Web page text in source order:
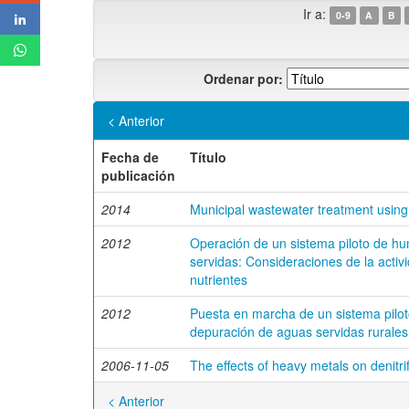
Ir a: 0-9 A B
Ordenar por:
< Anterior
Fecha de
publicación
Título
2014 Municipal wastewater treatment
2012
Operación de un sistema piloto de
servidas: Consideraciones de la
nutrientes
2012
Puesta en marcha de un sistema
depuración de aguas servidas
2006-11-05 The effects of heavy metals on
< Anterior